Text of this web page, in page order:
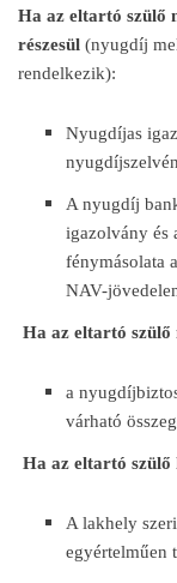
Ha az eltartó szülő
részesül (nyugdíj
rendelkezik):
Nyugdíjas
A nyugdíj
igazolvány és
fénymásolata
NAV-
Ha az eltartó
a
várható
Ha az eltartó szülő
A lakhely
egyértelműen